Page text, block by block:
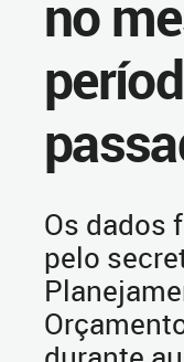
no
Os dados
pelo